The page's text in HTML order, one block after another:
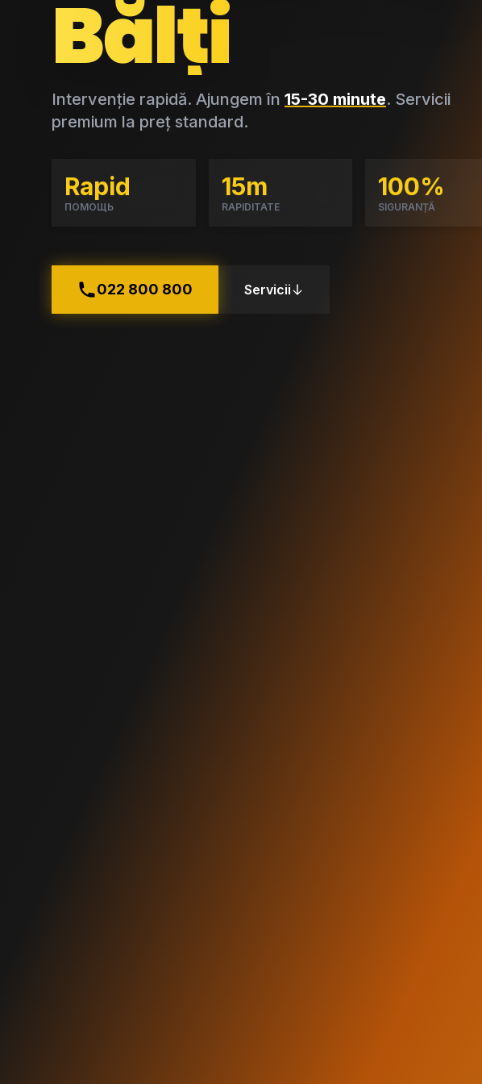
Bălți
Intervenție rapidă. Ajungem în 15-30 minute. Servicii
premium la preț standard.
Rapid
ПОМОЩЬ
15m
RAPIDITATE
100%
SIGURANȚĂ
022 800 800 Servicii